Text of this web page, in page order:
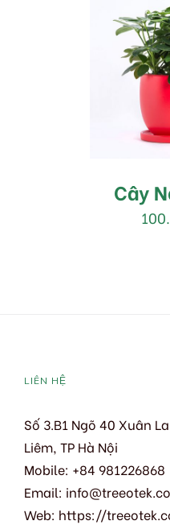
MUA
DETAILS
Cây
LIÊN HỆ
Số 3.B1 Ngõ 40 Xuân
Liêm, TP Hà Nội
Mobile: +84 981226868
Email:
Web: https://